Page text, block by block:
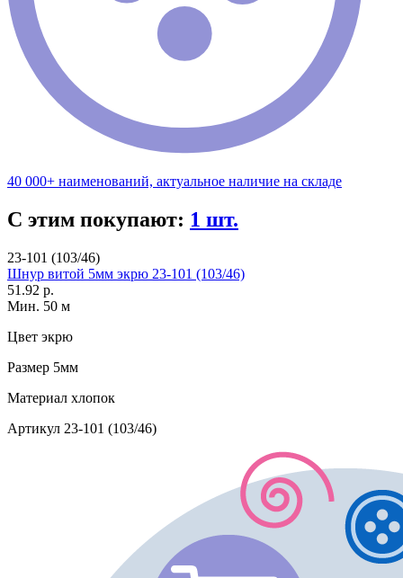
40 000+ наименований, актуальное наличие на складе
С этим покупают: 1 шт.
23-101 (103/46)
Шнур витой 5мм экрю 23-101 (103/46)
51.92 р.
Мин. 50 м
Цвет экрю
Размер 5мм
Материал хлопок
Артикул 23-101 (103/46)